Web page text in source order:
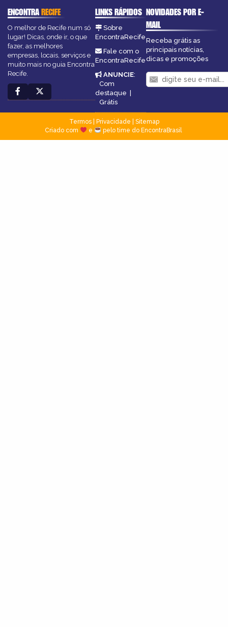
ENCONTRARECIFE
O melhor de Recife num só
lugar! Dicas, onde ir, o que
fazer, as melhores
empresas, locais, serviços e
muito mais no guia Encontra
Recife.
LINKS RÁPIDOS
Sobre
EncontraRecife
Fale com o
EncontraRecife
ANUNCIE:
Com
destaque
Grátis
NOVIDADES POR E-
MAIL
Receba grátis as
principais notícias,
dicas e promoções
Termos| Privacidade
Sitemap
Criado com
e pelo time do EncontraBrasil